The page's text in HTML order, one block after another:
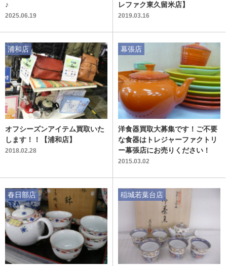
♪
2025.06.19
レファク東久留米店】
2019.03.16
オフシーズンアイテム買取いた
します！！【浦和店】
2018.02.28
浦和店
洋食器買取大募集です！ご不要
な食器はトレジャーファクトリ
ー幕張店にお売りください！
2015.03.02
幕張店
春日部店 稲城若葉台店